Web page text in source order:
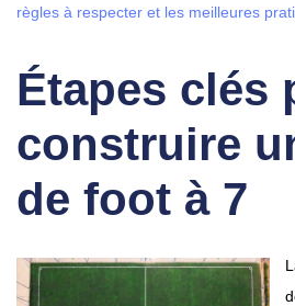
règles à respecter et les meilleures
Étapes clés
construire
de foot à 7